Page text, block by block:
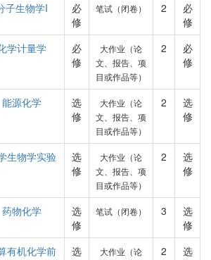
子生物学I
必
修
笔试（闭卷） 2
必
修
学计量学
必
修
大作业（论
文、报告、项
目或作品等）
2
必
修
能源化学
选
修
大作业（论
文、报告、项
目或作品等）
2
选
修
生物学实验
选
修
大作业（论
文、报告、项
目或作品等）
2
选
修
药物化学
选
修
笔试（闭卷） 3
选
修
有机化学前
选
大作业（论
2
选